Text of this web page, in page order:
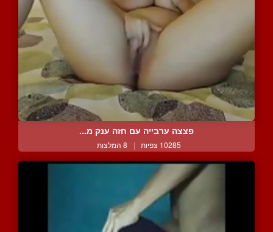
פצצה ערבייה עם חזה ענק מ...
10285 צפיות | 8 המלצות